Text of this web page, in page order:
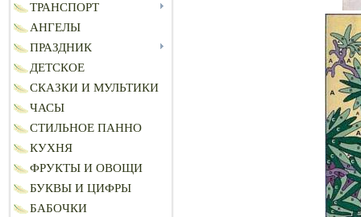
ТРАНСПОРТ
АНГЕЛЫ
ПРАЗДНИК
ДЕТСКОЕ
СКАЗКИ И МУЛЬТИКИ
ЧАСЫ
СТИЛЬНОЕ ПАННО
КУХНЯ
ФРУКТЫ И ОВОЩИ
БУКВЫ И ЦИФРЫ
БАБОЧКИ